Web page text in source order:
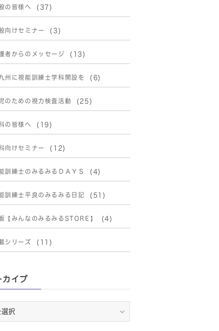
の皆様へ (37)
向けセミナー (3)
者からのメッセージ (13)
州に視能訓練士学科開設を (6)
のための視力検査活動 (25)
の皆様へ (19)
向けセミナー (12)
訓練士のみるみるＤＡＹＳ (4)
訓練士平良のみるみる日記 (51)
【みんなのみるみるSTORE】 (4)
シリーズ (11)
カイブ